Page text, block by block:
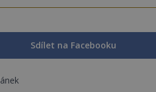
Sdílet na Facebooku